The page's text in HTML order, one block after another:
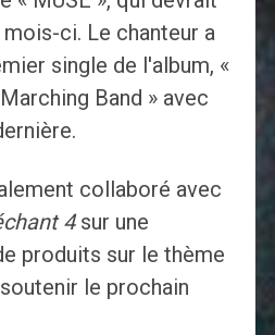
ci. Le chanteur a
single de l'album, «
Band » avec
collaboré avec
4sur une
produits sur le thème
le prochain